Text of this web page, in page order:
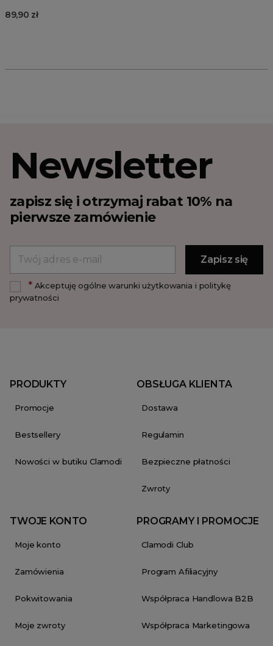
89,90 zł
Newsletter
zapisz się i otrzymaj rabat 10% na
pierwsze zamówienie
*Akceptuję ogólne warunki użytkowania i politykę
prywatności
PRODUKTY
Promocje
Bestsellery
Nowości w butiku Clamodi
OBSŁUGA KLIENTA
Dostawa
Regulamin
Bezpieczne płatności
Zwroty
TWOJE KONTO
Moje konto
Zamówienia
Pokwitowania
Moje zwroty
PROGRAMY I PROMOCJE
Clamodi Club
Program Afiliacyjny
Współpraca Handlowa B2B
Współpraca Marketingowa